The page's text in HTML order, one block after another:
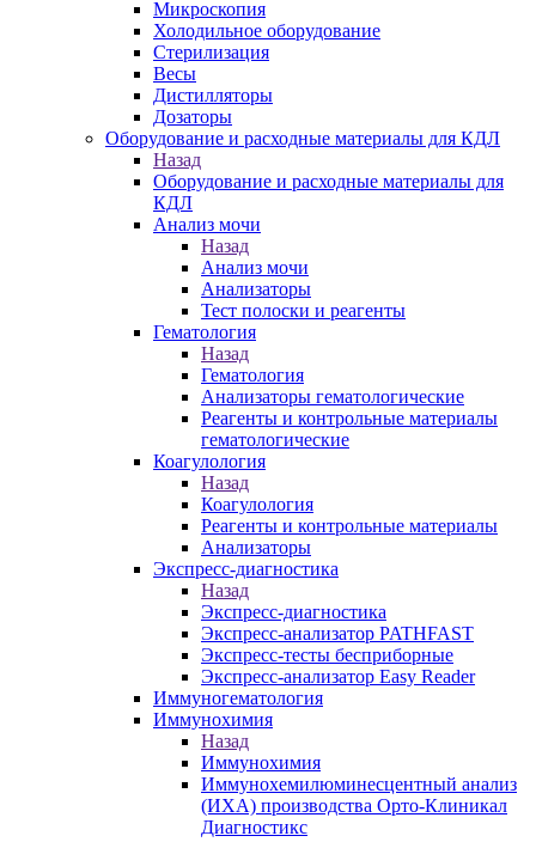
Микроскопия
Холодильное оборудование
Стерилизация
Весы
Дистилляторы
Дозаторы
Оборудование и расходные материалы для КДЛ
Назад
Оборудование и расходные материалы для
КДЛ
Анализ мочи
Назад
Анализ мочи
Анализаторы
Тест полоски и реагенты
Гематология
Назад
Гематология
Анализаторы гематологические
Реагенты и контрольные материалы
гематологические
Коагулология
Назад
Коагулология
Реагенты и контрольные материалы
Анализаторы
Экспресс-диагностика
Назад
Экспресс-диагностика
Экспресс-анализатор PATHFAST
Экспресс-тесты бесприборные
Экспресс-анализатор Easy Reader
Иммуногематология
Иммунохимия
Назад
Иммунохимия
Иммунохемилюминесцентный анализ
(ИХА) производства Орто-Клиникал
Диагностикс